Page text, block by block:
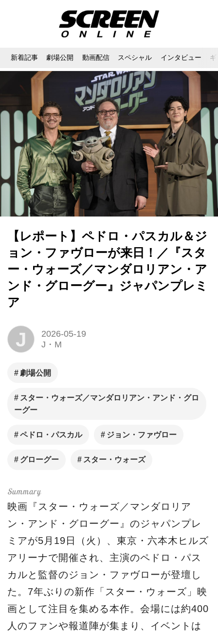
新着記事 劇場公開 動画配信 スペシャル インタビュー
【レポート】ペドロ・パスカル＆ジ
ョン・ファヴローが来日！／『スタ
ー・ウォーズ／マンダロリアン・ア
ンド・グローグー』ジャパンプレミ
ア
J
2026-05-19
J・M
劇場公開
スター・ウォーズ／マンダロリアン・アンド・グロ
ーグー
ペドロ・パスカル ジョン・ファヴロー
グローグー スター・ウォーズ
映画『スター・ウォーズ／マンダロリア
ン・アンド・グローグー』のジャパンプレ
ミアが5月19日（火）、東京・六本木ヒルズ
アリーナで開催され、主演のペドロ・パス
カルと監督のジョン・ファヴローが登壇し
た。7年ぶりの新作「スター・ウォーズ」映
画として注目を集める本作。会場には約400
人のファンや報道陣が集まり、イベントは